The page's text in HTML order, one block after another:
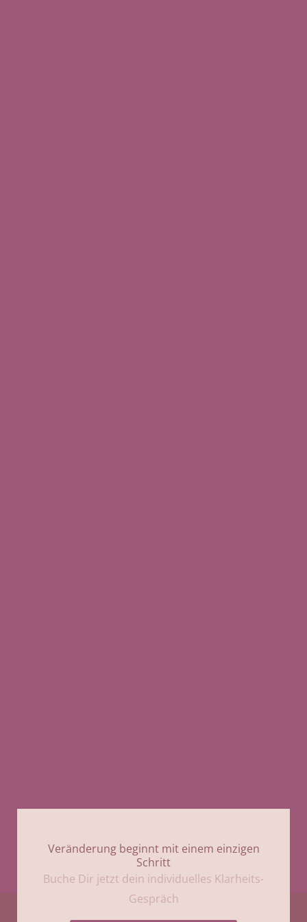
Veränderung beginnt mit einem einzigen
Schritt
Buche Dir jetzt dein individuelles Klarheits-
Gespräch